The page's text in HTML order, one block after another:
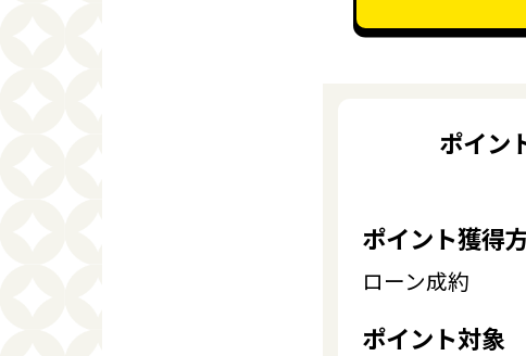
ポイン
ポイント獲得
ローン成約
ポイント対象